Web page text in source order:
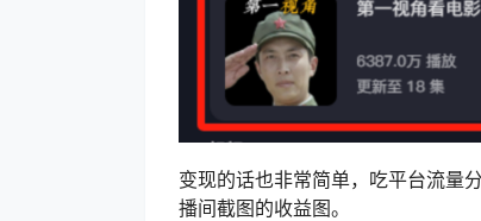
变现的话也非常简单，吃平台流量
播间截图的收益图。